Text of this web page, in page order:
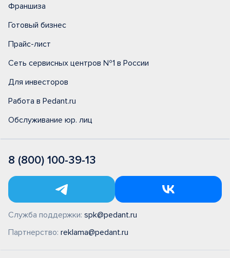
Франшиза
Готовый бизнес
Прайс-лист
Сеть сервисных центров №1 в России
Для инвесторов
Работа в Pedant.ru
Обслуживание юр. лиц
8 (800) 100-39-13
Служба поддержки: spk@pedant.ru
Партнерство: reklama@pedant.ru